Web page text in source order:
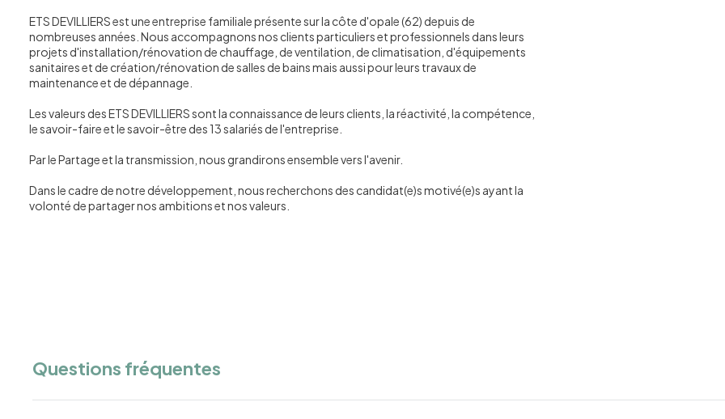
ETS DEVILLIERS est une entreprise familiale présente sur la côte d'opale (62) depuis de
nombreuses années. Nous accompagnons nos clients particuliers et professionnels dans leurs
projets d'installation/rénovation de chauffage, de ventilation, de climatisation, d'équipements
sanitaires et de création/rénovation de salles de bains mais aussi pour leurs travaux de
maintenance et de dépannage.
Les valeurs des ETS DEVILLIERS sont la connaissance de leurs clients, la réactivité, la compétence,
le savoir-faire et le savoir-être des 13 salariés de l'entreprise.
Par le Partage et la transmission, nous grandirons ensemble vers l'avenir.
Dans le cadre de notre développement, nous recherchons des candidat(e)s motivé(e)s ayant la
volonté de partager nos ambitions et nos valeurs.
Questions fréquentes